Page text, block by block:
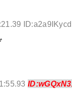
ID:a2a9IKycd